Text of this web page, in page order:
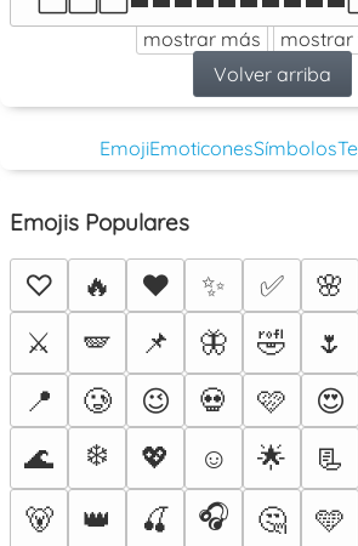
mostrar más
mostrar
Volver arriba
EmojiEmoticonesSímbolos
Emojis Populares
♡ 🔥 ❤️ ✨ ✅ 🌸
⚔️
🪽 📌 🦋 🤣 🌷
📍
🥲 😉 💀 🩷 😍
🌊
❄️ 💖 ☺️ 🌟 📃
🐻
👑 🍒 🎧 🤔 🩵